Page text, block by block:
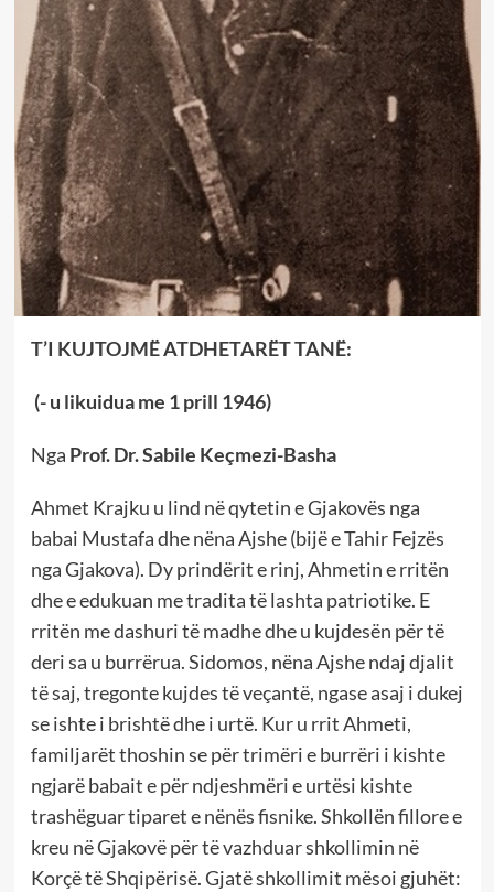
T’I KUJTOJMË ATDHETARËT TANË:
(- u likuidua me 1 prill 1946)
Nga Prof. Dr. Sabile Keçmezi-Basha
Ahmet Krajku u lind në qytetin e Gjakovës nga
babai Mustafa dhe nëna Ajshe (bijë e Tahir Fejzës
nga Gjakova). Dy prindërit e rinj, Ahmetin e rritën
dhe e edukuan me tradita të lashta patriotike. E
rritën me dashuri të madhe dhe u kujdesën për të
deri sa u burrërua. Sidomos, nëna Ajshe ndaj djalit
të saj, tregonte kujdes të veçantë, ngase asaj i dukej
se ishte i brishtë dhe i urtë. Kur u rrit Ahmeti,
familjarët thoshin se për trimëri e burrëri i kishte
ngjarë babait e për ndjeshmëri e urtësi kishte
trashëguar tiparet e nënës fisnike. Shkollën fillore e
kreu në Gjakovë për të vazhduar shkollimin në
Korçë të Shqipërisë. Gjatë shkollimit mësoi gjuhët: